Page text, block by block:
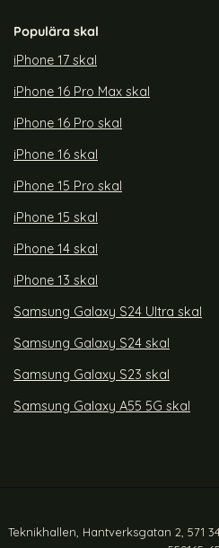
Populära skal
iPhone 17 skal
iPhone 16 Pro Max skal
iPhone 16 Pro skal
iPhone 16 skal
iPhone 15 Pro skal
iPhone 15 skal
iPhone 14 skal
iPhone 13 skal
Samsung Galaxy S24 Ultra skal
Samsung Galaxy S24 skal
Samsung Galaxy S23 skal
Samsung Galaxy A55 5G skal
Teknikhallen, Hantverksgatan 2, 571